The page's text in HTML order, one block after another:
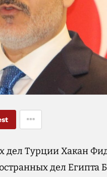
дел Турции Хакан
дел Египта